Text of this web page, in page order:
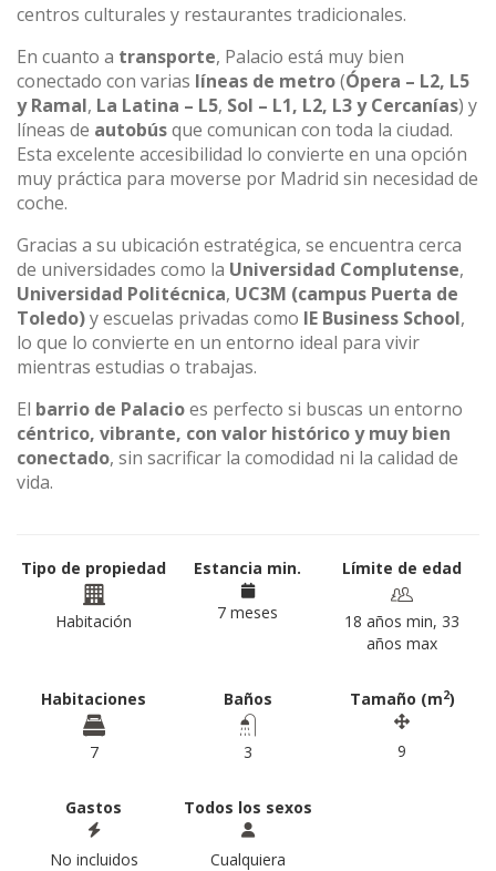
centros culturales y restaurantes tradicionales.
En cuanto a transporte, Palacio está muy bien
conectado con varias líneas de metro(Ópera – L2, L5
y Ramal, La Latina – L5, Sol – L1, L2, L3 y Cercanías) y
líneas de autobúsque comunican con toda la ciudad.
Esta excelente accesibilidad lo convierte en una opción
muy práctica para moverse por Madrid sin necesidad de
coche.
Gracias a su ubicación estratégica, se encuentra cerca
de universidades como la Universidad Complutense,
Universidad Politécnica, UC3M (campus Puerta de
Toledo)y escuelas privadas como IE Business School,
lo que lo convierte en un entorno ideal para vivir
mientras estudias o trabajas.
El barrio de Palacioes perfecto si buscas un entorno
céntrico, vibrante, con valor histórico y muy bien
conectado, sin sacrificar la comodidad ni la calidad de
vida.
Tipo de propiedad
Habitación
Estancia min.
7 meses
Límite de edad
18 años min, 33
años max
Habitaciones
7
Baños
3
Tamaño (m2)
9
Gastos
No incluidos
Todos los sexos
Cualquiera